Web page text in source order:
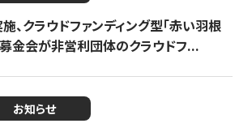
、クラウドファンディング型「赤い羽根
募金会が非営利団体のクラウドフ...
お知らせ